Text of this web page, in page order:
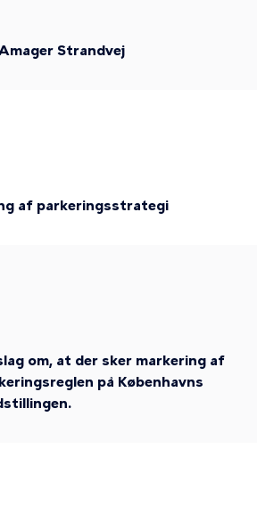
Strandvej
af parkeringsstrategi
om, at der sker markering af
på Københavns